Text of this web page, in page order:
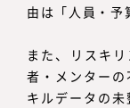
由は「人員・予
また、リスキ
者・メンター
キルデータの